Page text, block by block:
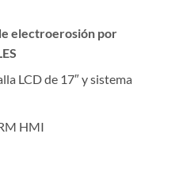
electroerosión por
LCD de 17″ y sistema
HMI